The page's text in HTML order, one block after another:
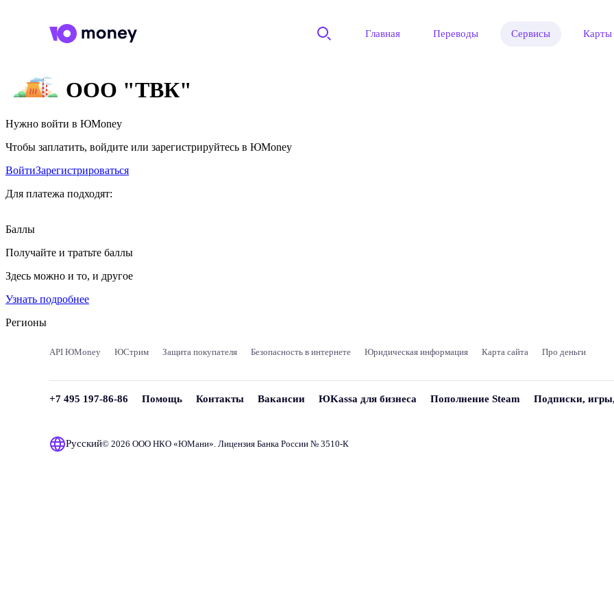
Главная Переводы Сервисы Карты
ООО "ТВК"
Нужно войти в ЮMoney
Чтобы заплатить, войдите или зарегистрируйтесь в ЮMoney
ВойтиЗарегистрироваться
Для платежа подходят:
Баллы
Получайте и тратьте баллы
Здесь можно и то, и другое
Узнать подробнее
Регионы
API ЮMoney ЮСтрим Защита покупателя Безопасность в интернете Юридическая информация Карта сайта Про деньги
+7 495 197-86-86 Помощь Контакты Вакансии ЮKassa для бизнеса Пополнение Steam Подписки,
Русский© 2026 ООО НКО «ЮМани». Лицензия Банка России № 3510‑К